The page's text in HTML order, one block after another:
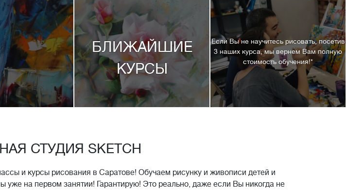
БЛИЖАЙШИЕ
КУРСЫ
Если Вы не научитесь рисовать, посетив
3 наших курса, мы вернем Вам полную
стоимость обучения!*
СТУДИЯ SKETCH
и курсы рисования в Саратове! Обучаем рисунку и живописи детей и
уже на первом занятии! Гарантирую! Это реально, даже если Вы никогда не